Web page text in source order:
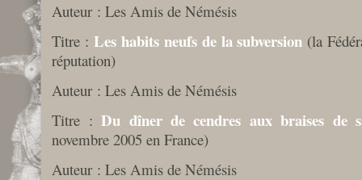
Auteur : Les Amis de Némésis
Titre :Les habits neufs de la subversion (la
réputation)
Auteur : Les Amis de Némésis
Titre : Du dîner de cendres aux braises de
novembre 2005 en France)
Auteur : Les Amis de Némésis